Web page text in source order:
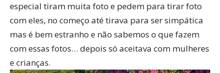
especial tiram muita foto e pedem para tirar foto
com eles, no começo até tirava para ser simpática
mas é bem estranho e não sabemos o que fazem
com essas fotos… depois só aceitava com mulheres
e crianças.